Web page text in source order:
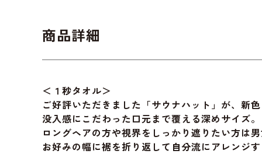
商品詳細
＜１秒タオル＞
ご好評いただきました「サウナハット」が、新
没入感にこだわった口元まで覆える深めサイズ
ロングヘアの方や視界をしっかり遮りたい方は
お好みの幅に裾を折り返して自分流にアレンジす